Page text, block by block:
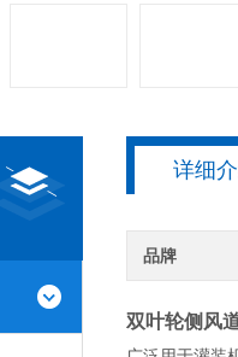
详细
品牌
双叶轮侧风